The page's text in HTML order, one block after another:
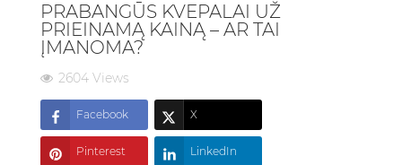
PRABANGŪS KVEPALAI UŽ
PRIEINAMĄ KAINĄ – AR TAI
ĮMANOMA?
2604 Views
Facebook X
Pinterest LinkedIn